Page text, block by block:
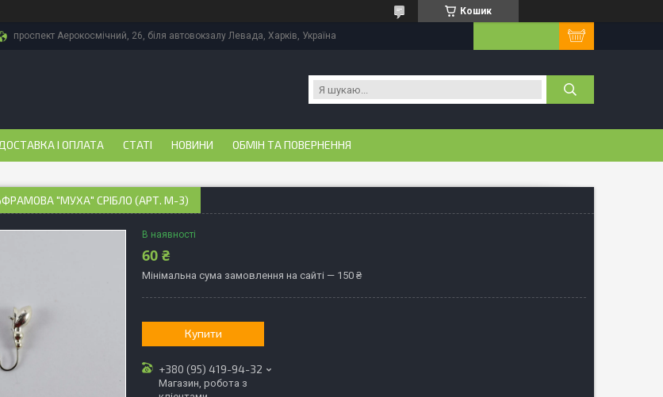
Кошик
проспект Аерокосмічний, 26, біля автовокзалу Левада, Харків, Україна
І ОПЛАТА СТАТІ НОВИНИ ОБМІН ТА ПОВЕРНЕННЯ
"МУХА" СРІБЛО (АРТ. М-3)
В наявності
60 ₴
Мінімальна сума замовлення на сайті — 150 ₴
Купити
+380 (95) 419-94-32
Магазин, робота з